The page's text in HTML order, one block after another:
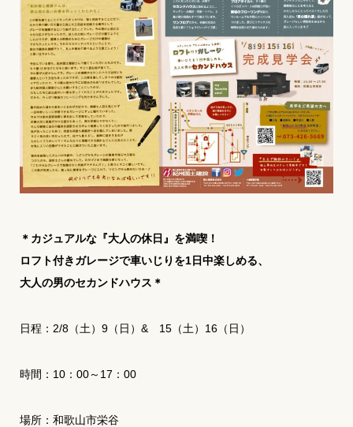
＊カジュアルな『大人の休日』を満喫！
ロフト付きガレージで車いじりを1日中楽しめる、
大人の男のセカンドハウス＊
日程：2/8（土）9（日）& 15（土）16（日）
時間：10：00～17：00
場所：和歌山市栄谷